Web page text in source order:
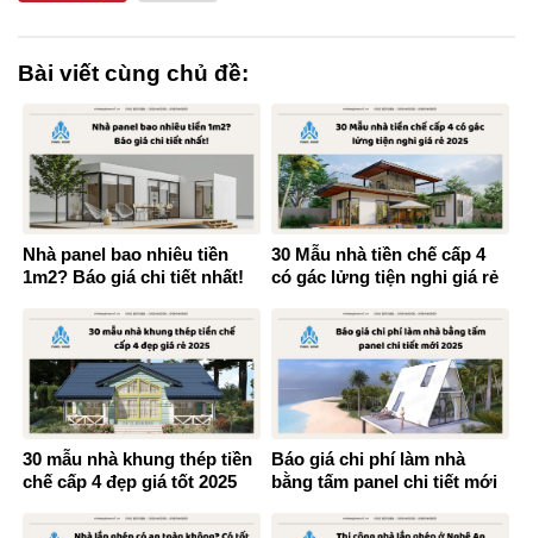
Bài viết cùng chủ đề:
Nhà panel bao nhiêu tiền
1m2? Báo giá chi tiết nhất!
30 Mẫu nhà tiền chế cấp 4
có gác lửng tiện nghi giá rẻ
30 mẫu nhà khung thép tiền
chế cấp 4 đẹp giá tốt 2025
Báo giá chi phí làm nhà
bằng tấm panel chi tiết mới